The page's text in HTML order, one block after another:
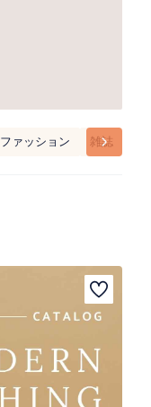
ファッション 雑誌